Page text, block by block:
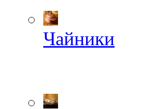
Чайники